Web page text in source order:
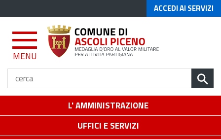
ACCEDI AI SERVIZI
MENU
L' AMMINISTRAZIONE
UFFICI E SERVIZI